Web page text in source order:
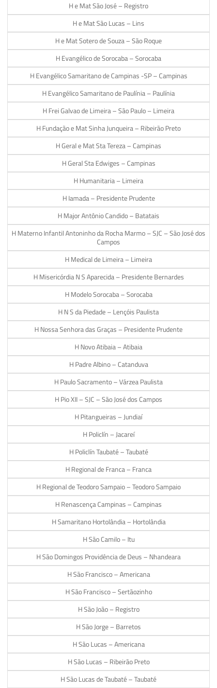
H e Mat São José – Registro
H e Mat São Lucas – Lins
H e Mat Sotero de Souza – São Roque
H Evangélico de Sorocaba – Sorocaba
H Evangélico Samaritano de Campinas -SP – Campinas
H Evangélico Samaritano de Paulínia – Paulínia
H Frei Galvao de Limeira – São Paulo – Limeira
H Fundação e Mat Sinha Junqueira – Ribeirão Preto
H Geral e Mat Sta Tereza – Campinas
H Geral Sta Edwiges – Campinas
H Humanitaria – Limeira
H Iamada – Presidente Prudente
H Major Antônio Candido – Batatais
H Materno Infantil Antoninho da Rocha Marmo – SJC – São José dos
Campos
H Medical de Limeira – Limeira
H Misericórdia N S Aparecida – Presidente Bernardes
H Modelo Sorocaba – Sorocaba
H N S da Piedade – Lençóis Paulista
H Nossa Senhora das Graças – Presidente Prudente
H Novo Atibaia – Atibaia
H Padre Albino – Catanduva
H Paulo Sacramento – Várzea Paulista
H Pio XII – SJC – São José dos Campos
H Pitangueiras – Jundiaí
H Policlín – Jacareí
H Policlín Taubaté – Taubaté
H Regional de Franca – Franca
H Regional de Teodoro Sampaio – Teodoro Sampaio
H Renascença Campinas – Campinas
H Samaritano Hortolândia – Hortolândia
H São Camilo – Itu
H São Domingos Providência de Deus – Nhandeara
H São Francisco – Americana
H São Francisco – Sertãozinho
H São João – Registro
H São Jorge – Barretos
H São Lucas – Americana
H São Lucas – Ribeirão Preto
H São Lucas de Taubaté – Taubaté